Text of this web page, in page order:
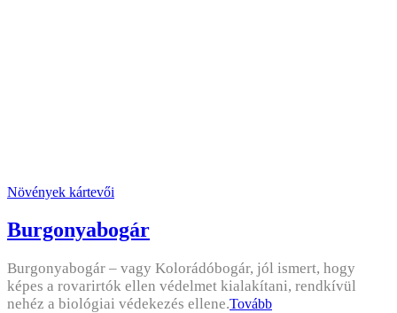
Növények kártevői
Burgonyabogár
Burgonyabogár – vagy Kolorádóbogár, jól ismert, hogy
képes a rovarirtók ellen védelmet kialakítani, rendkívül
nehéz a biológiai védekezés ellene.Tovább